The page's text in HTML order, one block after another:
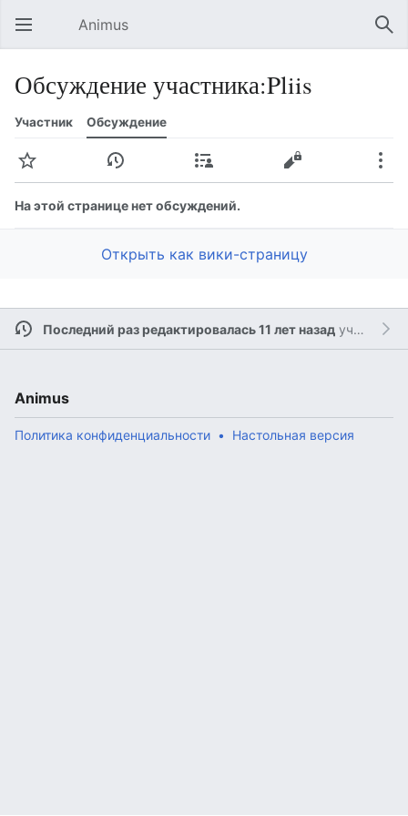
Открыть главное меню Animus
Обсуждение участника:Pliis
Участник Обсуждение
Следить История Вклад Ещё
На этой странице нет обсуждений.
Открыть как вики-страницу
Последний раз редактировалась 11 лет назадучастником
Animus
Политика конфиденциальности Настольная версия